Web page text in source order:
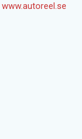
www.autoreel.se